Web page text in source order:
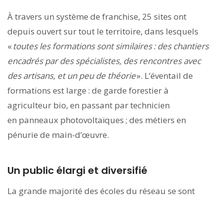
À travers un système de franchise, 25 sites ont
depuis ouvert sur tout le territoire, dans lesquels
« toutes les formations sont similaires : des chantiers
encadrés par des spécialistes, des rencontres avec
des artisans, et un peu de théorie». L’éventail de
formations est large : de garde forestier à
agriculteur bio, en passant par technicien
en panneaux photovoltaïques ; des métiers en
pénurie de main-d’œuvre.
Un public élargi et diversifié
La grande majorité des écoles du réseau se sont